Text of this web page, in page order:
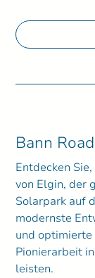
Bann
Entdecken
von Elgin, der
Solarpark auf
modernste
und optimierte
Pionierarbeit
leisten.